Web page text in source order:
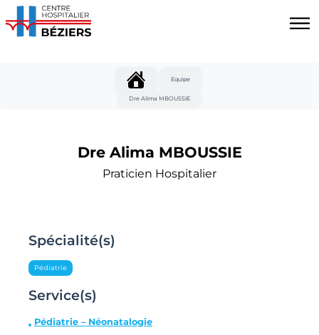
Aller au contenu principal
Equipe
Dre Alima MBOUSSIE
Dre Alima MBOUSSIE
Praticien Hospitalier
Spécialité(s)
Pédiatrie
Service(s)
Pédiatrie – Néonatalogie
Panneau de gestion des cookies